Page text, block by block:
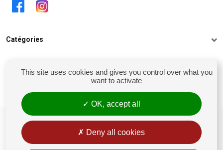
Catégories
Mon compte
siret : 81238106900028
Conditions générales de vente
Rétractation
This site uses cookies and gives you control over what you
want to activate
OK, accept all
Deny all cookies